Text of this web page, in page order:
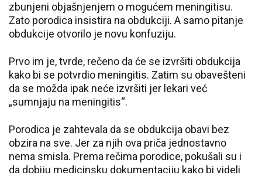
zbunjeni objašnjenjem o mogućem meningitisu.
Zato porodica insistira na obdukciji. A samo pitanje
obdukcije otvorilo je novu konfuziju.
Prvo im je, tvrde, rečeno da će se izvršiti obdukcija
kako bi se potvrdio meningitis. Zatim su obavešteni
da se možda ipak neće izvršiti jer lekari već
„sumnjaju na meningitis“.
Porodica je zahtevala da se obdukcija obavi bez
obzira na sve. Jer za njih ova priča jednostavno
nema smisla. Prema rečima porodice, pokušali su i
da dobiju medicinsku dokumentaciju kako bi videli